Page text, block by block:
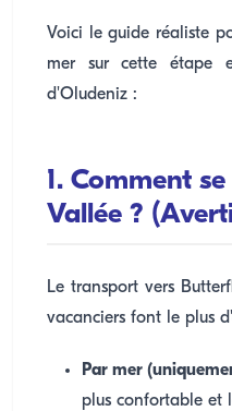
Voici le guide réaliste
mer sur cette étape
d'Oludeniz :
1. Comment
Vallée ?
Le transport vers
vacanciers font le plus
Par mer
plus confortable et